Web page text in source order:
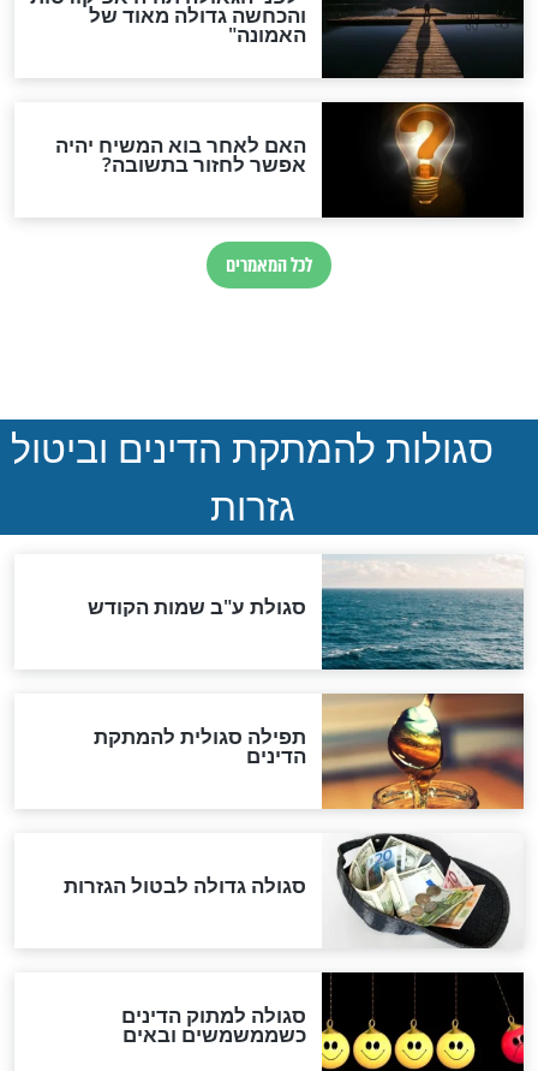
וקלה לשמירה
הָרַע
חדשות יהדות
הותר לפרסום: לוחמי מילואים
ההסכם החשאי של טראמפ
ואיראן: בלי שקיפות ועם הרבה
סימני שאלה
המסמך האבוד שנחשף
במרתפי מוסקבה: כתב היד
הנדיר של הרשב"ם התגלה
שורדת השואה שחוגגת 100:
"מודה לקב"ה על כל השנים"
לכל המאמרים
אחרית הימים